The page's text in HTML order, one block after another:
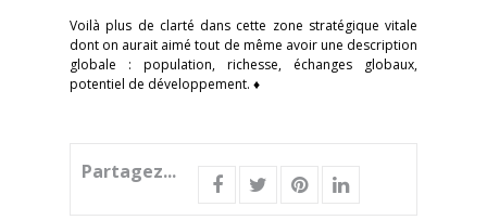
Voilà plus de clarté dans cette zone stratégique vitale
dont on aurait aimé tout de même avoir une description
globale : population, richesse, échanges globaux,
potentiel de développement. ♦
Partagez...